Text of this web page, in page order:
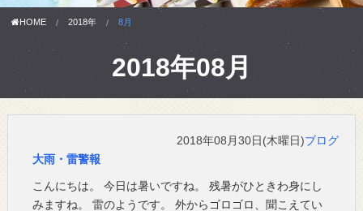
HOME 2018年 8月
2018年08月
2018年08月30日(木曜日)ブログ
大雨・雷警報
こんにちは。 今日は暑いですね。 残暑がひときわ身にし
みますね。 雷のようです。 外からゴロゴロ、聞こえてい